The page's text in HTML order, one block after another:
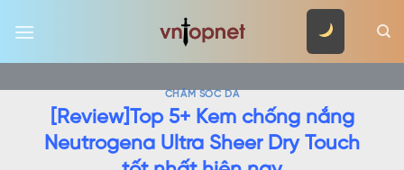
CHĂM SÓC DA
[Review]Top 5+ Kem chống nắng
Neutrogena Ultra Sheer Dry Touch